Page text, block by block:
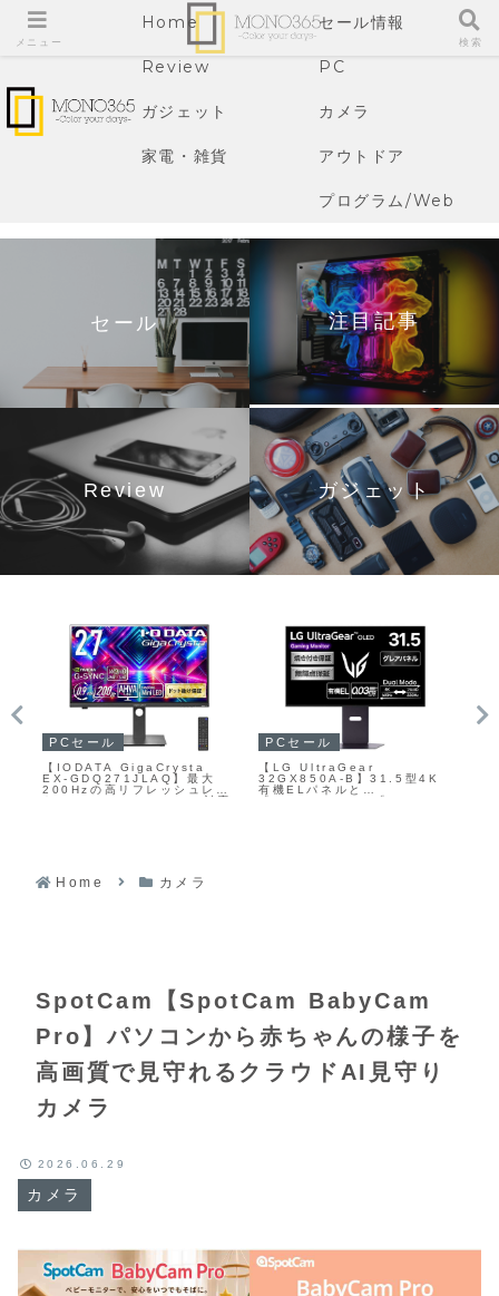
Home セール情報
Review PC
ガジェット カメラ
家電・雑貨 アウトドア
プログラム/Web
セール 注目記事
Review ガジェット
B】31.5型4K
PCセール
【KTC H24B9S】23.8型フ
ルHD解像度のIPSパネルと
144Hzリフレッシュレートを
備えたゲーミングモニターが
ガジェットセール
【JBL Quantum
Wireless】50mm径
アな高音、サラウン
Home カメラ
SpotCam【SpotCam BabyCam
Pro】パソコンから赤ちゃんの様子を
高画質で見守れるクラウドAI見守り
カメラ
カメラ
2026.06.29
メニュー 検索